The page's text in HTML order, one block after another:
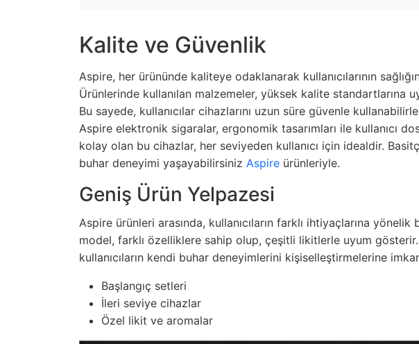
Kalite ve Güvenlik
Aspire, her ürününde kaliteye odaklanarak kullanıcılarının
Ürünlerinde kullanılan malzemeler, yüksek kalite standartlarına
Bu sayede, kullanıcılar cihazlarını uzun süre güvenle
Aspire elektronik sigaralar, ergonomik tasarımları ile kullanıcı
kolay olan bu cihazlar, her seviyeden kullanıcı için idealdir.
buhar deneyimi yaşayabilirsiniz Aspire ürünleriyle.
Geniş Ürün Yelpazesi
Aspire ürünleri arasında, kullanıcıların farklı ihtiyaçlarına
model, farklı özelliklere sahip olup, çeşitli likitlerle uyum gösterir.
kullanıcıların kendi buhar deneyimlerini kişiselleştirmelerine
Başlangıç setleri
İleri seviye cihazlar
Özel likit ve aromalar